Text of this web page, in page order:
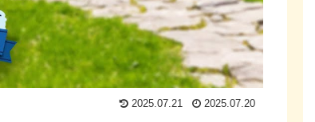
2025.07.21 2025.07.20